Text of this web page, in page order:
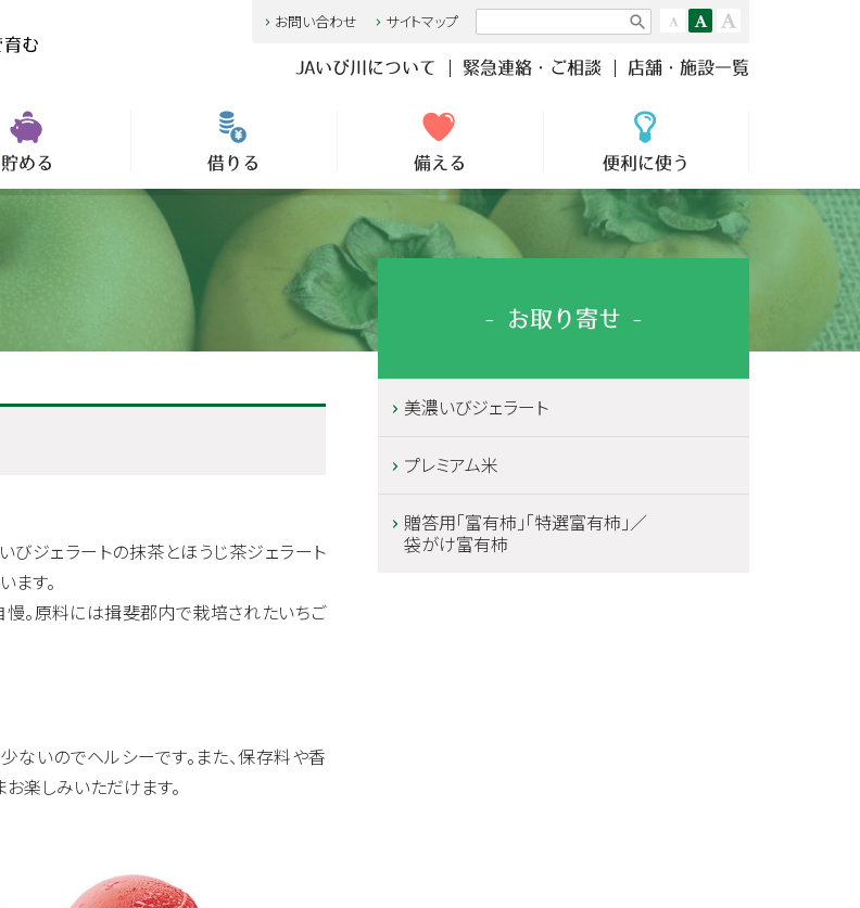
育む
お問い合わせ サイトマップ
貯める 借りる 備える 便利に使う
JAいび川について 緊急連絡・ご相談 店舗・施設一覧
ジェラートの抹茶とほうじ茶ジェラート
ます。
。原料には揖斐郡内で栽培されたいちご
ないのでヘルシーです。また、保存料や香
楽しみいただけます。
お取り寄せ
美濃いびジェラート
プレミアム米
贈答用「富有柿」「特選富有柿」／
袋がけ富有柿